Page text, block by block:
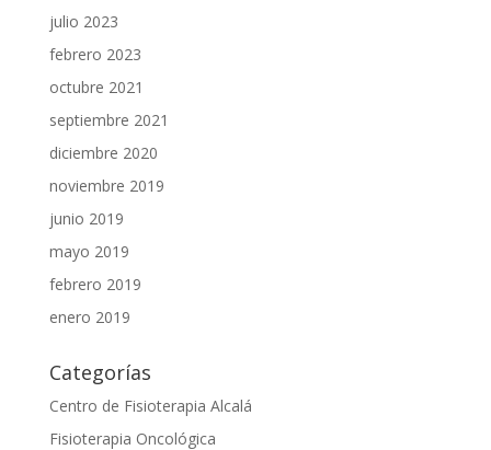
julio 2023
febrero 2023
octubre 2021
septiembre 2021
diciembre 2020
noviembre 2019
junio 2019
mayo 2019
febrero 2019
enero 2019
Categorías
Centro de Fisioterapia Alcalá
Fisioterapia Oncológica